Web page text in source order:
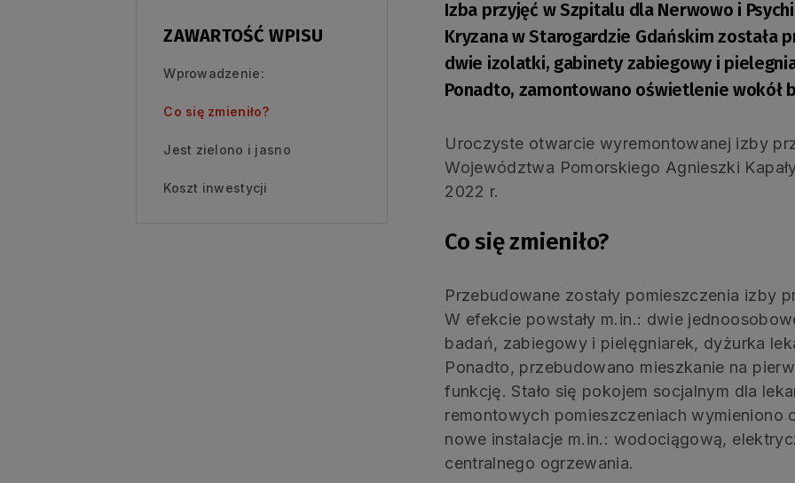
ZAWARTOŚĆ WPISU
Wprowadzenie:
Co się zmieniło?
Jest zielono i jasno
Koszt inwestycji
Izba przyjęć w Szpitalu dla Nerwowo i
Kryzana w Starogardzie Gdańskim została
dwie izolatki, gabinety zabiegowy i
Ponadto, zamontowano oświetlenie wokół
Uroczyste otwarcie wyremontowanej izby
Województwa Pomorskiego Agnieszki
2022 r.
Co się zmieniło?
Przebudowane zostały pomieszczenia izby
W efekcie powstały m.in.: dwie
badań, zabiegowy i pielęgniarek, dyżurka
Ponadto, przebudowano mieszkanie na
funkcję. Stało się pokojem socjalnym dla
remontowych pomieszczeniach wymieniono
nowe instalacje m.in.: wodociągową,
centralnego ogrzewania.